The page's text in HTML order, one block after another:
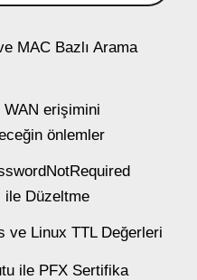
MAC Bazlı Arama
erişimini
önlemler
ile Düzeltme
ve Linux TTL Değerleri
ile PFX Sertifika